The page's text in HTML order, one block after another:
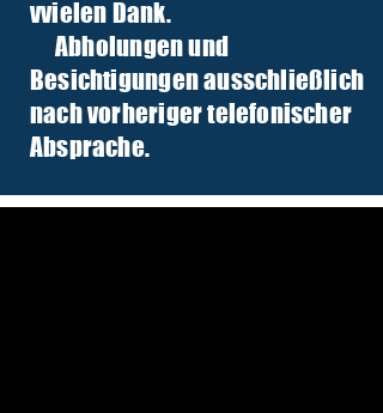
vvielen Dank.
Abholungen und
Besichtigungen ausschließlich
nach vorheriger telefonischer
Absprache.